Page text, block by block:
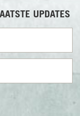
UPDATES